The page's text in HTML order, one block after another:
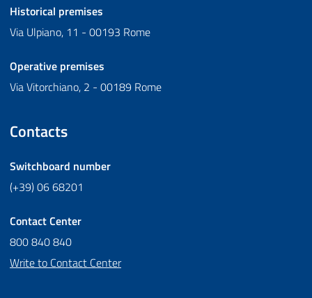
Historical premises
Via Ulpiano, 11 - 00193 Rome
Operative premises
Via Vitorchiano, 2 - 00189 Rome
Contacts
Switchboard number
(+39) 06 68201
Contact Center
800 840 840
Write to Contact Center